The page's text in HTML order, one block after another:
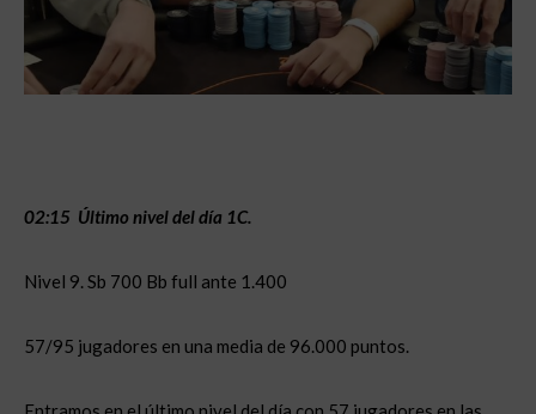
02:15 Último nivel del día 1C.
Nivel 9. Sb 700 Bb full ante 1.400
57/95 jugadores en una media de 96.000 puntos.